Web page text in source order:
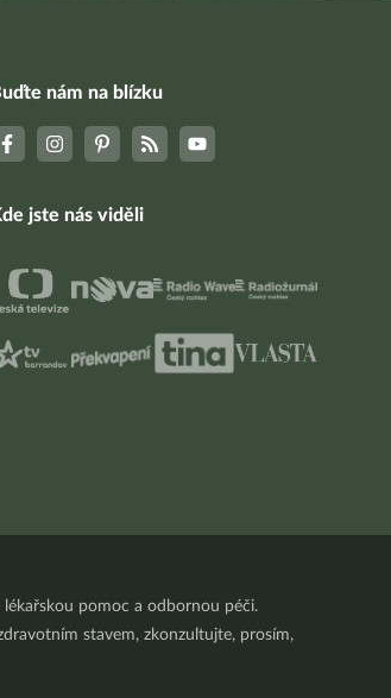
nám na blízku
jste nás viděli
pomoc a odbornou péči.
stavem, zkonzultujte, prosím,